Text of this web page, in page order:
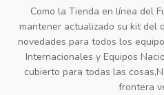
Como la Tienda en línea del
mantener actualizado su kit del
novedades para todos los
Internacionales y Equipos
cubierto para todas las
frontera